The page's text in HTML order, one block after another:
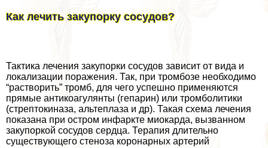
Как лечить закупорку сосудов?
Тактика лечения закупорки сосудов зависит от вида и
локализации поражения. Так, при тромбозе необходимо
“растворить” тромб, для чего успешно применяются
прямые антикоагулянты (гепарин) или тромболитики
(стрептокиназа, альтеплаза и др). Такая схема лечения
показана при остром инфаркте миокарда, вызванном
закупоркой сосудов сердца. Терапия длительно
существующего стеноза коронарных артерий